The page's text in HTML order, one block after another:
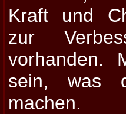
Kraft und
zur
vorhanden.
sein, was
machen.